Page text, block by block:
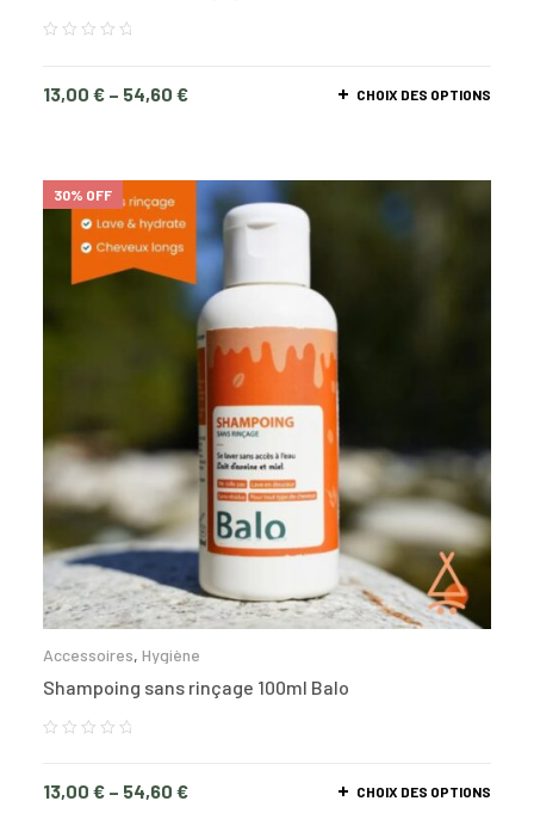
13,00 € – 54,60 € CHOIX DES OPTIONS
30% OFF
Accessoires, Hygiène
Shampoing sans rinçage 100ml Balo
13,00 € – 54,60 € CHOIX DES OPTIONS